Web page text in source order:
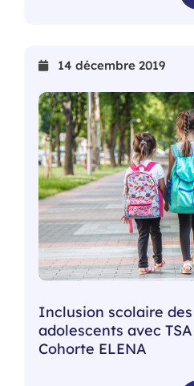
14 décembre 2019
Inclusion scolaire
adolescents avec
Cohorte ELENA